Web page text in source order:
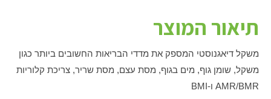
תיאור המוצר
משקל דיאגנוסטי המספק את מדדי הבריאות החשובים ביותר כגון
משקל, שומן גוף, מים בגוף, מסת עצם, מסת שריר, צריכת קלוריות
AMR/BMR ו-BMI